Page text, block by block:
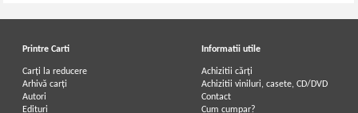
Printre Carti
Carți la reducere
Arhivă carți
Autori
Edituri
Informatii utile
Achizitii cărți
Achizitii viniluri, casete, CD/DVD
Contact
Cum cumpar?